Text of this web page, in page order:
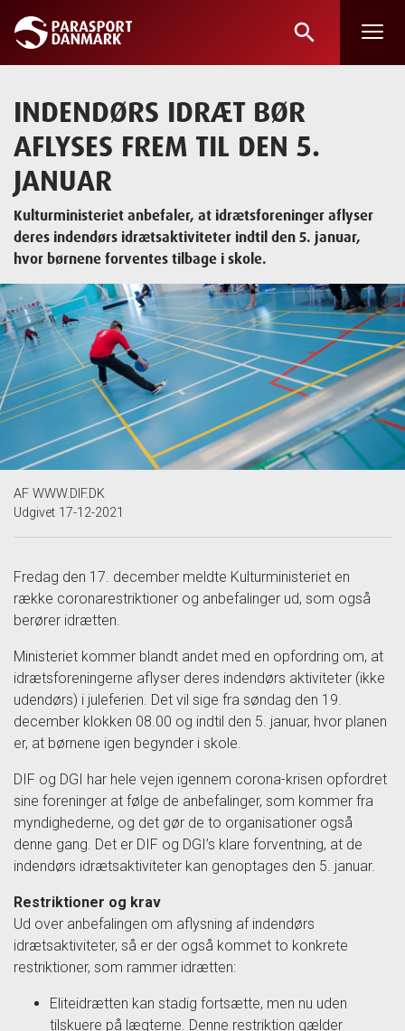
Skip
to
content
search
INDENDØRS IDRÆT BØR
AFLYSES FREM TIL DEN 5.
JANUAR
Kulturministeriet anbefaler, at idrætsforeninger aflyser
deres indendørs idrætsaktiviteter indtil den 5. januar,
hvor børnene forventes tilbage i skole.
AF WWW.DIF.DK
Udgivet 17-12-2021
Fredag den 17. december meldte Kulturministeriet en
række coronarestriktioner og anbefalinger ud, som også
berører idrætten.
Ministeriet kommer blandt andet med en opfordring om, at
idrætsforeningerne aflyser deres indendørs aktiviteter (ikke
udendørs) i juleferien. Det vil sige fra søndag den 19.
december klokken 08.00 og indtil den 5. januar, hvor planen
er, at børnene igen begynder i skole.
DIF og DGI har hele vejen igennem corona-krisen opfordret
sine foreninger at følge de anbefalinger, som kommer fra
myndighederne, og det gør de to organisationer også
denne gang. Det er DIF og DGI’s klare forventning, at de
indendørs idrætsaktiviteter kan genoptages den 5. januar.
Restriktioner og krav
Ud over anbefalingen om aflysning af indendørs
idrætsaktiviteter, så er der også kommet to konkrete
restriktioner, som rammer idrætten:
Eliteidrætten kan stadig fortsætte, men nu uden
tilskuere på lægterne. Denne restriktion gælder